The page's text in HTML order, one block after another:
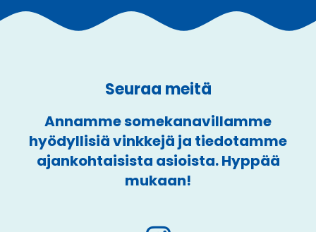
Seuraa meitä
Annamme somekanavillamme
hyödyllisiä vinkkejä ja tiedotamme
ajankohtaisista asioista. Hyppää
mukaan!